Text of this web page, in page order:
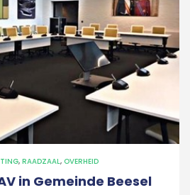
, RAADZAAL, OVERHEID
in Gemeinde Beesel